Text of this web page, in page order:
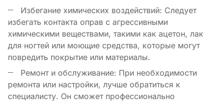
Избегание химических воздействий: Следует
избегать контакта оправ с агрессивными
химическими веществами, такими как ацетон, лак
для ногтей или моющие средства, которые могут
повредить покрытие или материалы.
Ремонт и обслуживание: При необходимости
ремонта или настройки, лучше обратиться к
специалисту. Он сможет профессионально